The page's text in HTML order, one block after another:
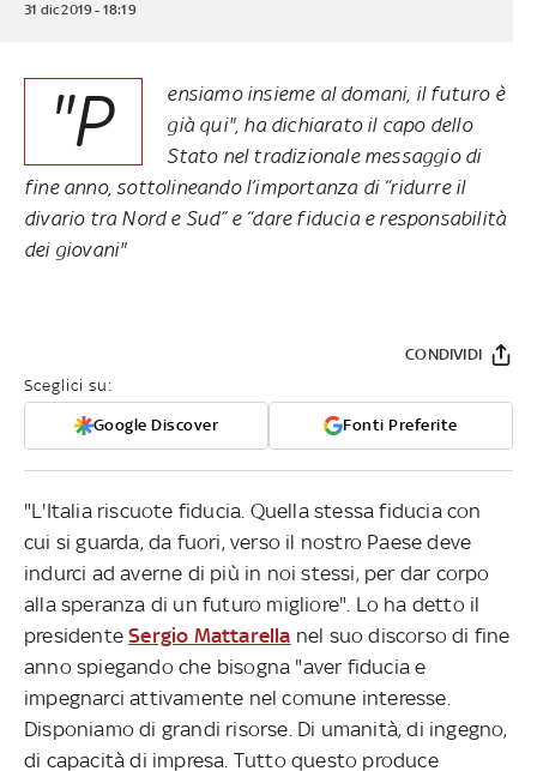
31 dic 2019 - 18:19
"P
ensiamo insieme al domani, il futuro è
già qui", ha dichiarato il capo dello
Stato nel tradizionale messaggio di
fine anno, sottolineando l’importanza di “ridurre il
divario tra Nord e Sud” e “dare fiducia e responsabilità
dei giovani"
Sceglici su:
Google Discover Fonti Preferite
CONDIVIDI
"L'Italia riscuote fiducia. Quella stessa fiducia con
cui si guarda, da fuori, verso il nostro Paese deve
indurci ad averne di più in noi stessi, per dar corpo
alla speranza di un futuro migliore". Lo ha detto il
presidenteSergio Mattarella nel suo discorso di fine
anno spiegando che bisogna "aver fiducia e
impegnarci attivamente nel comune interesse.
Disponiamo di grandi risorse. Di umanità, di ingegno,
di capacità di impresa. Tutto questo produce